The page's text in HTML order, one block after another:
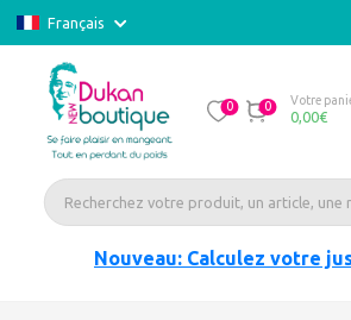
Français
0 0 Votre
0,00€
Nouveau: Calculez votre